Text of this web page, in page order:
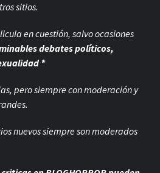
sitios.
en cuestión, salvo ocasiones
debates políticos,
*
pero siempre conmoderación y
nuevos siempre son moderados